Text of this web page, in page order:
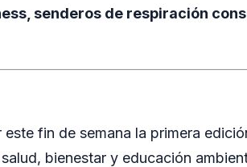
senderos de respiración
fin de semana la primera
bienestar y educación